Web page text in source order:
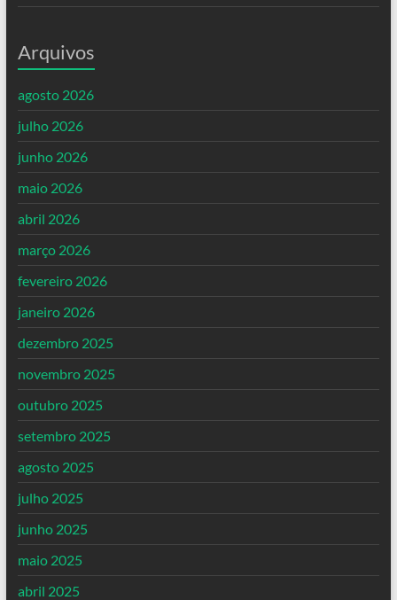
Arquivos
agosto 2026
julho 2026
junho 2026
maio 2026
abril 2026
março 2026
fevereiro 2026
janeiro 2026
dezembro 2025
novembro 2025
outubro 2025
setembro 2025
agosto 2025
julho 2025
junho 2025
maio 2025
abril 2025